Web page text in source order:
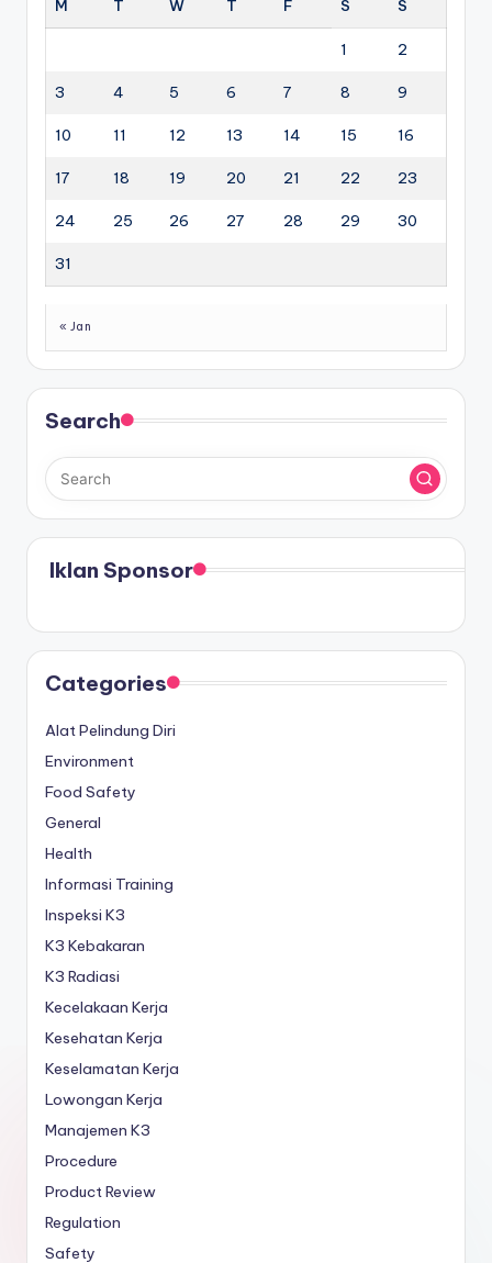
M
T W T F S S
1 2
3 4 5 6 7 8 9
10 11 12 13 14 15 16
17 18 19 20 21 22 23
24 25 26 27 28 29 30
31
« Jan
Search
Iklan Sponsor
Categories
Alat Pelindung Diri
Environment
Food Safety
General
Health
Informasi Training
Inspeksi K3
K3 Kebakaran
K3 Radiasi
Kecelakaan Kerja
Kesehatan Kerja
Keselamatan Kerja
Lowongan Kerja
Manajemen K3
Procedure
Product Review
Regulation
Safety